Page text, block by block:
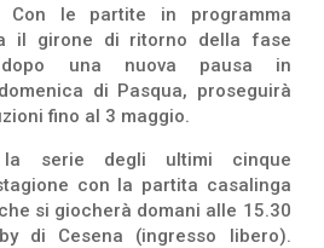
Con le partite in programma
il girone di ritorno della fase
dopo una nuova pausa in
di Pasqua, proseguirà
fino al 3 maggio.
serie degli ultimi cinque
con la partita casalinga
si giocherà domani alle 15.30
di Cesena (ingresso libero).